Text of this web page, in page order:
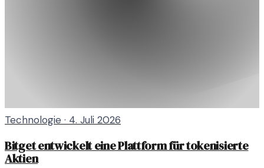
Technologie · 4. Juli 2026
Bitget entwickelt eine Plattform für tokenisierte
Aktien